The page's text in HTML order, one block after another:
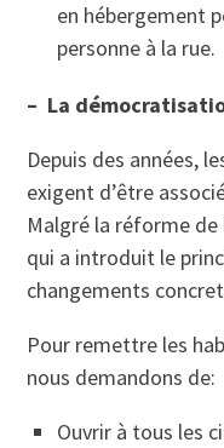
en hébergement
personne à la rue.
– La
Depuis des années,
exigent d’être
Malgré la réforme
qui a introduit le
changements
Pour remettre les
nous demandons de:
Ouvrir à tous les